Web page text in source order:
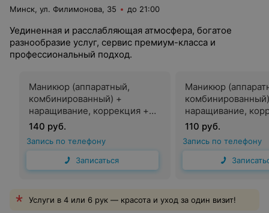
Минск, ул. Филимонова, 35 до 21:00
Уединенная и расслабляющая атмосфера, богатое
разнообразие услуг, сервис премиум-класса и
профессиональный подход.
Маникюр (аппаратный,
комбинированный) +
наращивание, коррекция +
долговременное покрытие
140 руб.
Запись по телефону
Записаться
Маникюр
наращивание,
долговременное
топ мастер
110 руб.
Запись по телефону
Услуги в 4 или 6 рук — красота и уход за один визит!